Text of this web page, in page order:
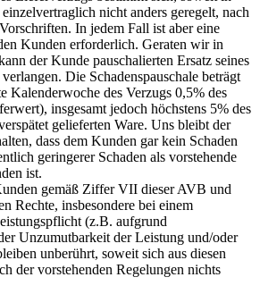
nicht anders geregelt, nach
In jedem Fall ist aber eine
Kunden erforderlich. Geraten wir in
der Kunde pauschalierten Ersatz seines
Die Schadenspauschale beträgt
Kalenderwoche des Verzugs 0,5% des
insgesamt jedoch höchstens 5% des
gelieferten Ware. Uns bleibt der
dass dem Kunden gar kein Schaden
geringerer Schaden als vorstehende
ist.
gemäß Ziffer VII dieser AVB und
Rechte, insbesondere bei einem
(z.B. aufgrund
Unzumutbarkeit der Leistung und/oder
unberührt, soweit sich aus diesen
der vorstehenden Regelungen nichts